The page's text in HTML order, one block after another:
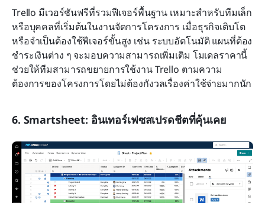
Trello มีเวอร์ชันฟรีที่รวมฟีเจอร์พื้นฐาน เหมาะสำหรับทีมเล็ก
หรือบุคคลที่เริ่มต้นในงานจัดการโครงการ เมื่อธุรกิจเติบโต
หรือจำเป็นต้องใช้ฟีเจอร์ขั้นสูง เช่น ระบบอัตโนมัติ แผนที่ต้อง
ชำระเงินต่าง ๆ จะมอบความสามารถเพิ่มเติม โมเดลราคานี้
ช่วยให้ทีมสามารถขยายการใช้งาน Trello ตามความ
ต้องการของโครงการโดยไม่ต้องกังวลเรื่องค่าใช้จ่ายมากนัก
6. Smartsheet: อินเทอร์เฟซสเปรดชีตที่คุ้นเคย